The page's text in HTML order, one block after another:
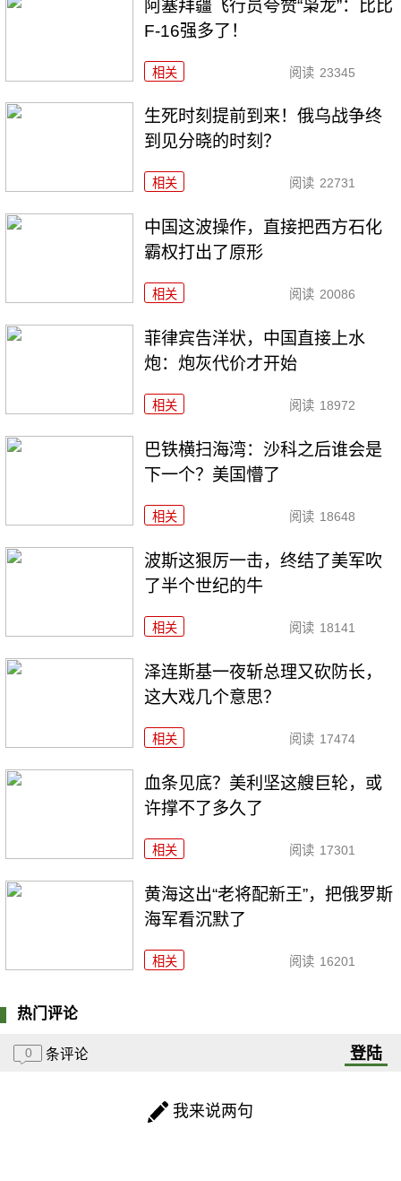
阿塞拜疆飞行员夸赞“枭龙”：比比
F-16强多了！
相关 阅读 23345
生死时刻提前到来！俄乌战争终
到见分晓的时刻？
相关 阅读 22731
中国这波操作，直接把西方石化
霸权打出了原形
相关 阅读 20086
菲律宾告洋状，中国直接上水
炮：炮灰代价才开始
相关 阅读 18972
巴铁横扫海湾：沙科之后谁会是
下一个？美国懵了
相关 阅读 18648
波斯这狠厉一击，终结了美军吹
了半个世纪的牛
相关 阅读 18141
泽连斯基一夜斩总理又砍防长，
这大戏几个意思？
相关 阅读 17474
血条见底？美利坚这艘巨轮，或
许撑不了多久了
相关 阅读 17301
黄海这出“老将配新王”，把俄罗斯
海军看沉默了
相关 阅读 16201
热门评论
0 条评论 登陆
我来说两句